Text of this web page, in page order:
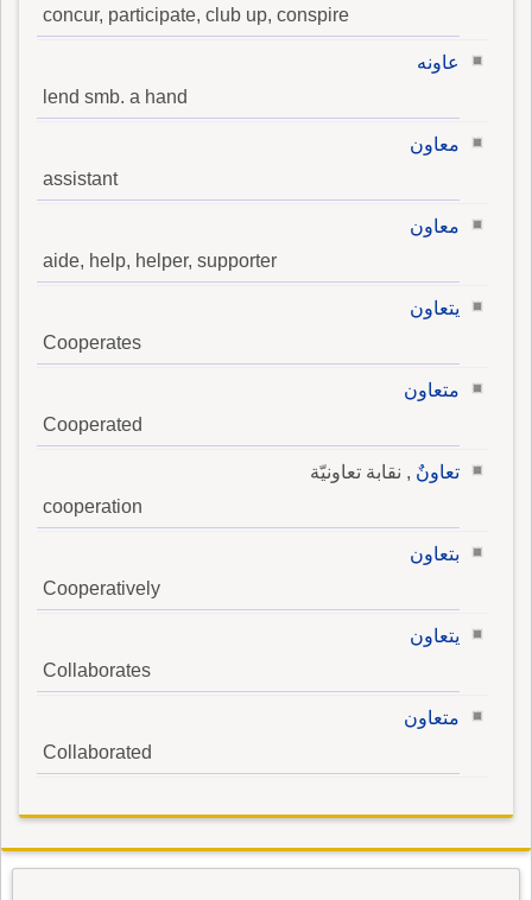
concur, participate, club up, conspire
عاونه
lend smb. a hand
معاون
assistant
معاون
aide, help, helper, supporter
يتعاون
Cooperates
متعاون
Cooperated
تعاونٌ , نقابة تعاونيّة
cooperation
بتعاون
Cooperatively
يتعاون
Collaborates
متعاون
Collaborated